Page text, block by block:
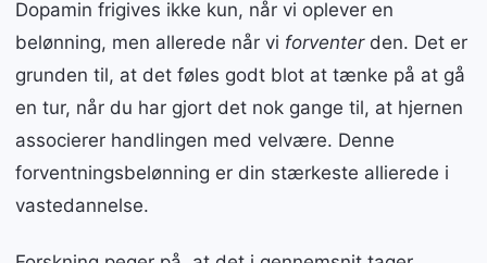
Dopamin frigives ikke kun, når vi oplever en
belønning, men allerede når vi forventerden. Det er
grunden til, at det føles godt blot at tænke på at gå
en tur, når du har gjort det nok gange til, at hjernen
associerer handlingen med velvære. Denne
forventningsbelønning er din stærkeste allierede i
vastedannelse.